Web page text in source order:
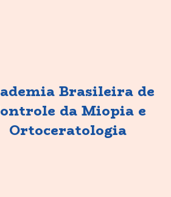
Brasileira de
da Miopia e
Ortoceratologia